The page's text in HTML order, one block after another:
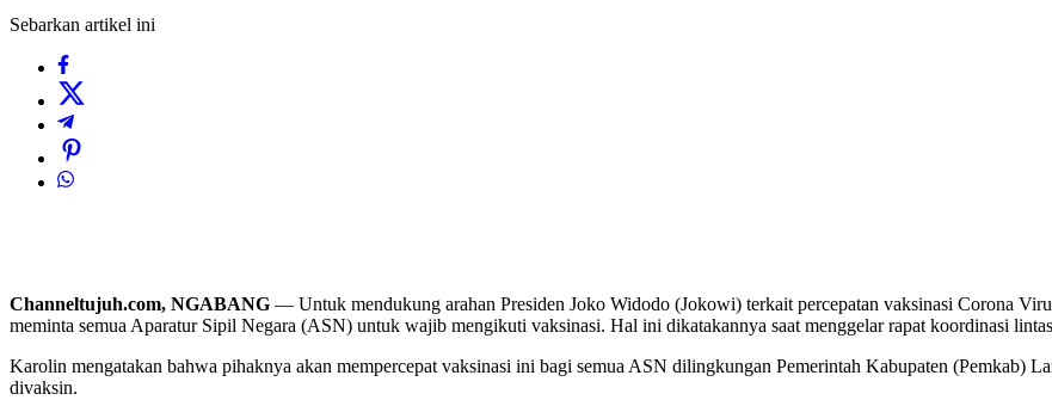
Sebarkan artikel ini
Channeltujuh.com, NGABANG — Untuk mendukung arahan Presiden Joko Widodo (Jokowi) terkait percepatan vaksinasi Corona
meminta semua Aparatur Sipil Negara (ASN) untuk wajib mengikuti vaksinasi. Hal ini dikatakannya saat menggelar rapat koordinasi
Karolin mengatakan bahwa pihaknya akan mempercepat vaksinasi ini bagi semua ASN dilingkungan Pemerintah Kabupaten (Pemkab)
divaksin.